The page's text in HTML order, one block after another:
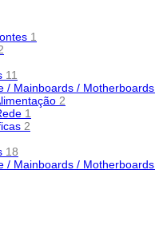
1
11
/ Mainboards / Motherboards
2
1
2
18
/ Mainboards / Motherboards